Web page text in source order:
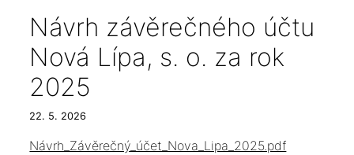
Návrh závěrečného účtu
Nová Lípa, s. o. za rok
2025
22. 5. 2026
Návrh_Závěrečný_účet_Nova_Lipa_2025.pdf